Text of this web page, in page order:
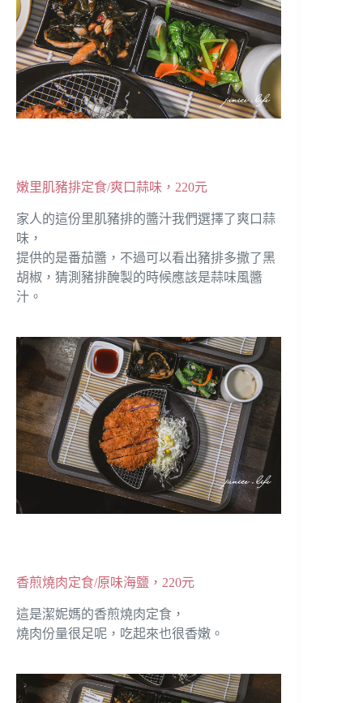
嫩里肌豬排定食/爽口蒜味，220元
家人的這份里肌豬排的醬汁我們選擇了爽口蒜
味，
提供的是番茄醬，不過可以看出豬排多撒了黑
胡椒，猜測豬排醃製的時候應該是蒜味風醬
汁。
香煎燒肉定食/原味海鹽，220元
這是潔妮媽的香煎燒肉定食，
燒肉份量很足呢，吃起來也很香嫩。